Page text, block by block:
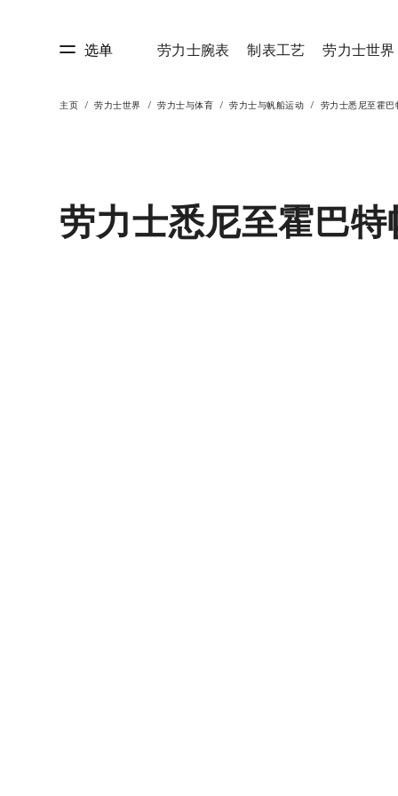
选单 劳力士腕表 制表工艺 劳力士世界
主页 劳力士世界 劳力士与体育 劳力士与帆船运动 劳力士悉尼至霍巴
劳力士悉尼至霍巴